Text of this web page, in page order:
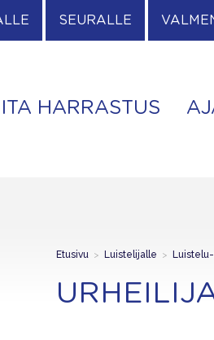
SEURALLE
HARRASTUS
Etusivu > Luistelijalle >